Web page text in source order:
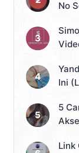
No
Ini
5
Link